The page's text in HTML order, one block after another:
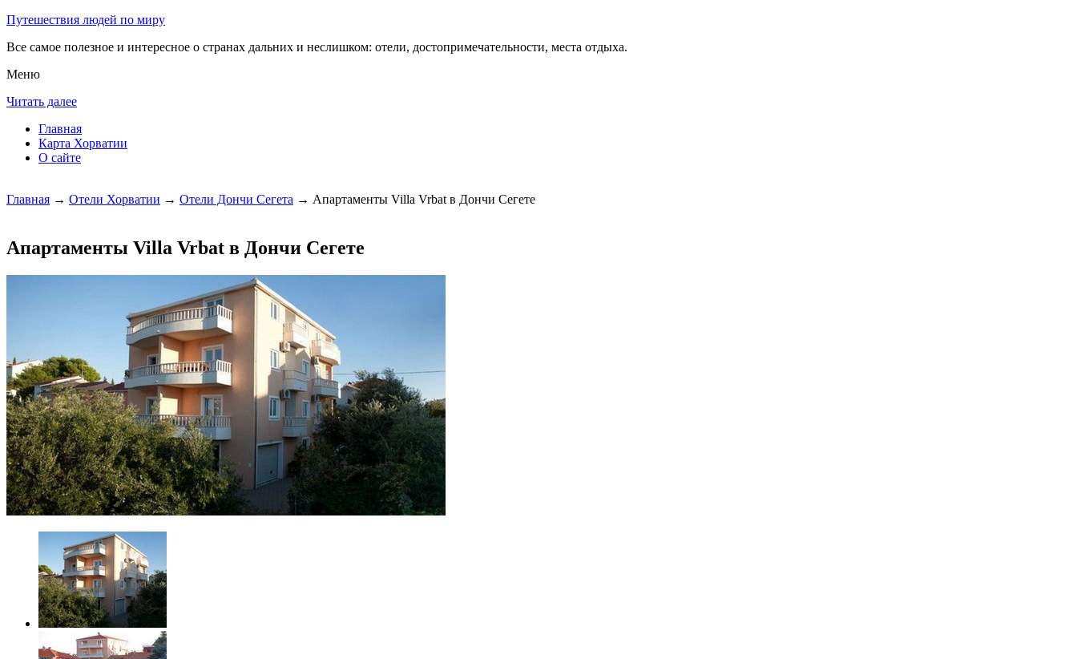
Путешествия людей по миру
Все самое полезное и интересное о странах дальних и неслишком: отели, достопримечательности, места отдыха.
Меню
Читать далее
Главная
Карта Хорватии
О сайте
Главная → Отели Хорватии → Отели Дончи Сегета → Апартаменты Villa Vrbat в Дончи Сегете
Апартаменты Villa Vrbat в Дончи Сегете